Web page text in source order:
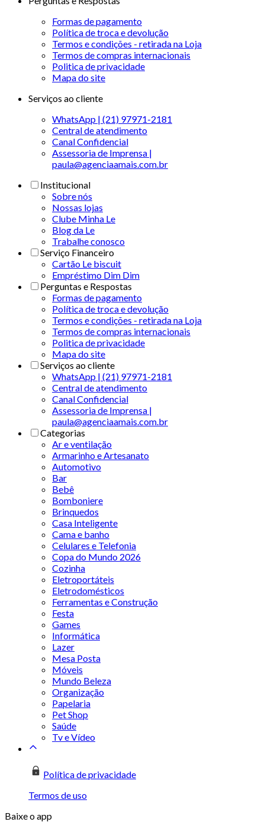
Formas de pagamento
Política de troca e devolução
Termos e condições - retirada na Loja
Termos de compras internacionais
Politica de privacidade
Mapa do site
Serviços ao cliente
WhatsApp | (21) 97971-2181
Central de atendimento
Canal Confidencial
Assessoria de Imprensa |
paula@agenciaamais.com.br
Institucional
Sobre nós
Nossas lojas
Clube Minha Le
Blog da Le
Trabalhe conosco
Serviço Financeiro
Cartão Le biscuit
Empréstimo Dim Dim
Perguntas e Respostas
Formas de pagamento
Política de troca e devolução
Termos e condições - retirada na Loja
Termos de compras internacionais
Politica de privacidade
Mapa do site
Serviços ao cliente
WhatsApp | (21) 97971-2181
Central de atendimento
Canal Confidencial
Assessoria de Imprensa |
paula@agenciaamais.com.br
Categorias
Ar e ventilação
Armarinho e Artesanato
Automotivo
Bar
Bebê
Bomboniere
Brinquedos
Casa Inteligente
Cama e banho
Celulares e Telefonia
Copa do Mundo 2026
Cozinha
Eletroportáteis
Eletrodomésticos
Ferramentas e Construção
Festa
Games
Informática
Lazer
Mesa Posta
Móveis
Mundo Beleza
Organização
Papelaria
Pet Shop
Saúde
Tv e Vídeo
Política de privacidade
Termos de uso
Baixe o app